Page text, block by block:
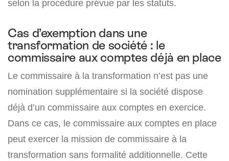
selon la procédure prévue par les statuts.
Cas d’exemption dans une
transformation de société : le
commissaire aux comptes déjà en place
Le commissaire à la transformation n’est pas une
nomination supplémentaire si la société dispose
déjà d’un commissaire aux comptes en exercice.
Dans ce cas, le commissaire aux comptes en place
peut exercer la mission de commissaire à la
transformation sans formalité additionnelle. Cette